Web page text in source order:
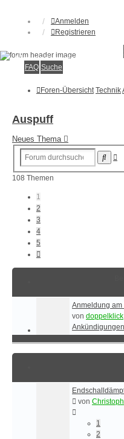
Anmelden
Registrieren
Alles rund um die Yamaha
FAQ Suche
Foren-Übersicht Technik
Auspuff
Neues Thema
Suche
108 Themen
1
2
3
4
5
Anmeldung am
von doppelklick
von Christoph
1
2